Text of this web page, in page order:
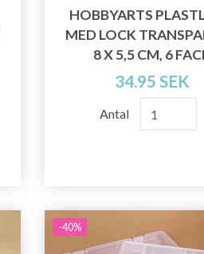
HOBBYARTS
MED LOCK
8 X 5,5 CM, 6
34.95 SEK
Antal
-40%